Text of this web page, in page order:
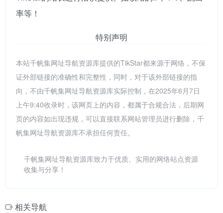
率等！
特别声明
本站千帆集网址导航资源库提供的TikStar都来源于网络，不保
证外部链接的准确性和完整性，同时，对于该外部链接的指
向，不由千帆集网址导航资源库实际控制，在2025年6月7日
上午9:40收录时，该网页上的内容，都属于合规合法，后期网
页的内容如出现违规，可以直接联系网站管理员进行删除，千
帆集网址导航资源库不承担任何责任。
千帆集网址导航资源库致力于优质、实用的网络站点资源
收集与分享！
相关导航